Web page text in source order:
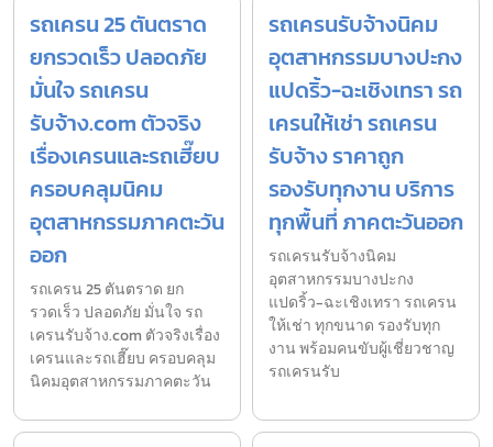
รถเครน 25 ตันตราด
ยกรวดเร็ว ปลอดภัย
มั่นใจ รถเครน
รับจ้าง.com ตัวจริง
เรื่องเครนและรถเฮี๊ยบ
ครอบคลุมนิคม
อุตสาหกรรมภาคตะวัน
ออก
รถเครน 25 ตันตราด ยก
รวดเร็ว ปลอดภัย มั่นใจ รถ
เครนรับจ้าง.com ตัวจริงเรื่อง
เครนและรถเฮี๊ยบ ครอบคลุม
นิคมอุตสาหกรรมภาคตะวัน
รถเครนรับจ้างนิคม
อุตสาหกรรมบางปะกง
แปดริ้ว-ฉะเชิงเทรา รถ
เครนให้เช่า รถเครน
รับจ้าง ราคาถูก
รองรับทุกงาน บริการ
ทุกพื้นที่ ภาคตะวันออก
รถเครนรับจ้างนิคม
อุตสาหกรรมบางปะกง
แปดริ้ว-ฉะเชิงเทรา รถเครน
ให้เช่า ทุกขนาด รองรับทุก
งาน พร้อมคนขับผู้เชี่ยวชาญ
รถเครนรับ